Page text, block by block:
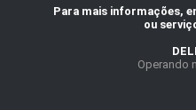
Para mais informações,
ou
Operando